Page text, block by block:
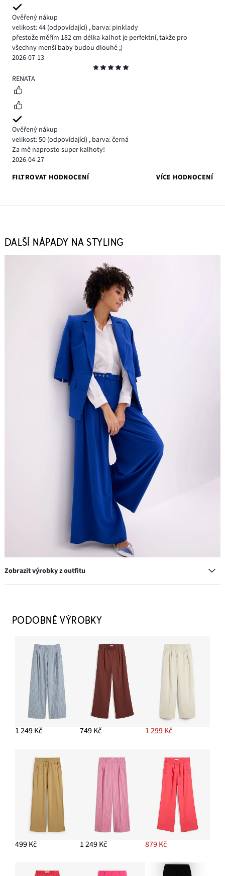
Ověřený nákup
velikost: 44 (odpovídající) , barva: pinklady
přestože měřím 182 cm délka kalhot je perfektní, takže pro
všechny menší baby budou dlouhé ;)
2026-07-13
5
RENATA
Ověřený nákup
velikost: 50 (odpovídající) , barva: černá
Za mě naprosto super kalhoty!
2026-04-27
FILTROVAT HODNOCENÍ
VÍCE HODNOCENÍ
DALŠÍ NÁPADY NA STYLING
Zobrazit výrobky z outfitu
399 Kč
Blejzr s módně zdůrazněnými rameny
1 149 Kč-16%
PŘIDAT DO KOŠÍKU
Kruhové náušnice
249 Kč
PŘIDAT DO KOŠÍKU
PODOBNÉ VÝROBKY
1 249 Kč 749 Kč 1 299 Kč
499 Kč 1 249 Kč 879 Kč